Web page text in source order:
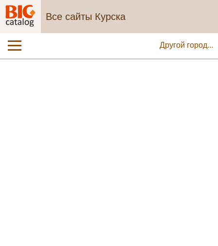
Все сайты Курска
Другой город...